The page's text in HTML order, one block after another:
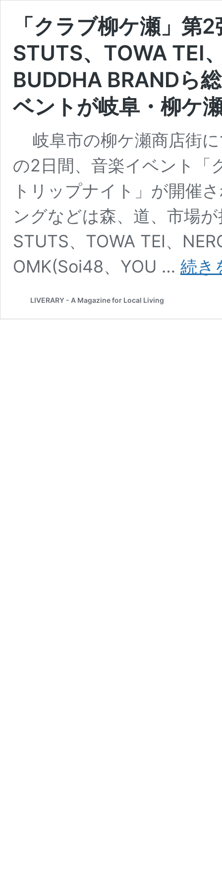
「クラブ柳ケ瀬」第
STUTS、TOWA TEI
BUDDHA BRANDら
ベントが岐阜・柳ケ
岐阜市の柳ケ瀬商店街
の2日間、音楽イベント「
トリップナイト」が開催
ングなどは森、道、市場
STUTS、TOWA TEI、
OMK(Soi48、YOU … 続き
LIVERARY - A Magazine for Local Living